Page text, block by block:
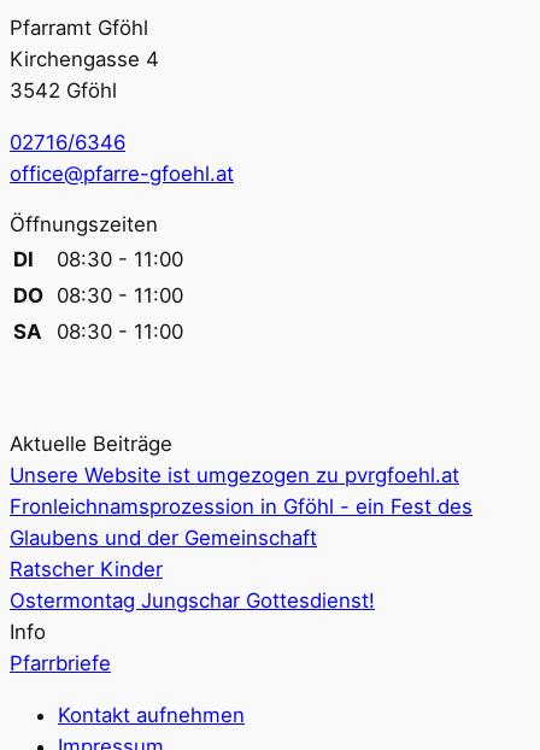
Pfarramt Gföhl
Kirchengasse 4
3542 Gföhl
02716/6346
office@pfarre-gfoehl.at
Öffnungszeiten
DI
08:30 - 11:00
DO 08:30 - 11:00
SA
08:30 - 11:00
Aktuelle Beiträge
Unsere Website ist umgezogen zu pvrgfoehl.at
Fronleichnamsprozession in Gföhl - ein Fest des
Glaubens und der Gemeinschaft
Ratscher Kinder
Ostermontag Jungschar Gottesdienst!
Info
Pfarrbriefe
Kontakt aufnehmen